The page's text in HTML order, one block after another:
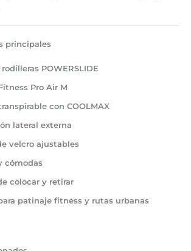
principales
rodilleras POWERSLIDE
Pro Air M
conCOOLMAX
lateral externa
velcro ajustables
cómodas
colocar y retirar
patinaje fitness y rutas urbanas